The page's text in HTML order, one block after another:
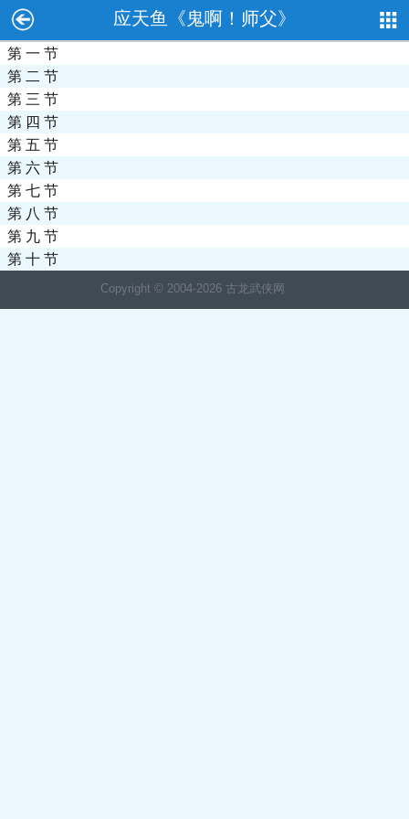
应天鱼《鬼啊！师父》
第 一 节
第 二 节
第 三 节
第 四 节
第 五 节
第 六 节
第 七 节
第 八 节
第 九 节
第 十 节
Copyright © 2004-2026 古龙武侠网